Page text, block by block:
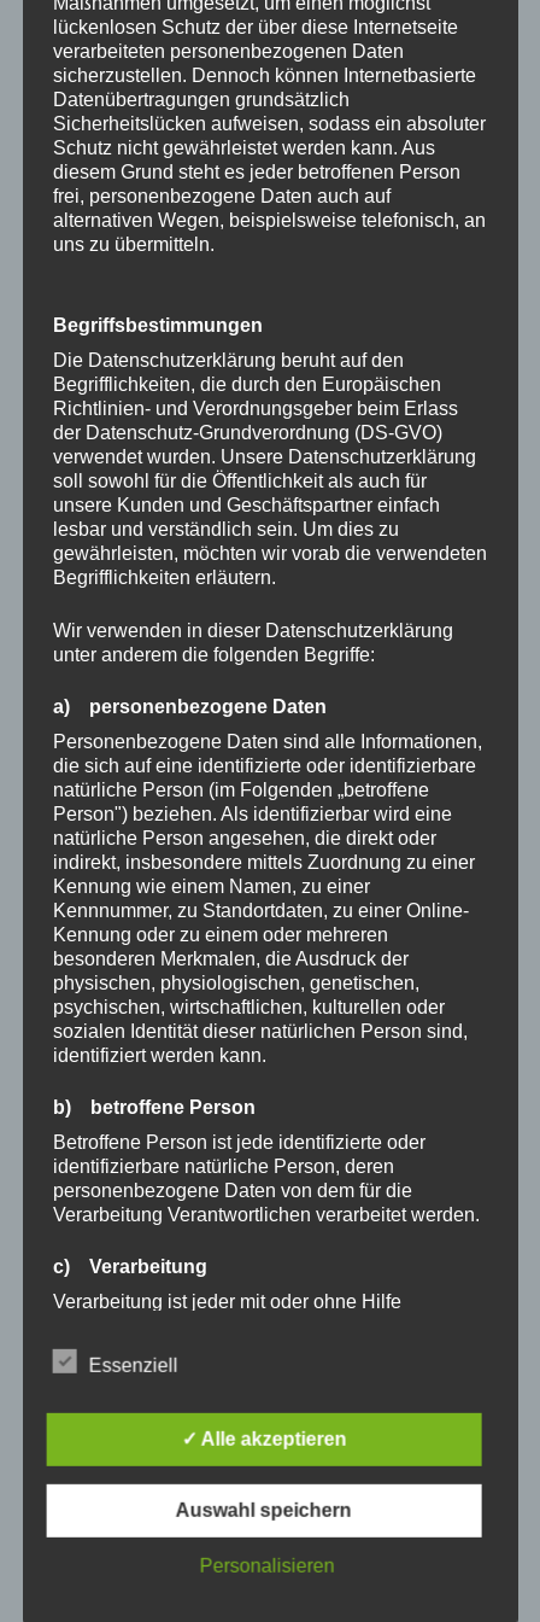
Messe zu einem unvergesslichen Erlebnis machen,
das sowohl Spaß bringt als auch Ihre Marke ins
Rampenlicht rückt!
lückenlosen Schutz der über diese Internetseite
verarbeiteten personenbezogenen Daten
sicherzustellen. Dennoch können Internetbasierte
Datenübertragungen grundsätzlich
Sicherheitslücken aufweisen, sodass ein absoluter
Schutz nicht gewährleistet werden kann. Aus
diesem Grund steht es jeder betroffenen Person
frei, personenbezogene Daten auch auf
alternativen Wegen, beispielsweise telefonisch, an
uns zu übermitteln.
Begriffsbestimmungen
Die Datenschutzerklärung beruht auf den
Begrifflichkeiten, die durch den Europäischen
Richtlinien- und Verordnungsgeber beim Erlass
der Datenschutz-Grundverordnung (DS-GVO)
verwendet wurden. Unsere Datenschutzerklärung
soll sowohl für die Öffentlichkeit als auch für
unsere Kunden und Geschäftspartner einfach
lesbar und verständlich sein. Um dies zu
gewährleisten, möchten wir vorab die verwendeten
Begrifflichkeiten erläutern.
Wir verwenden in dieser Datenschutzerklärung
unter anderem die folgenden Begriffe:
a) personenbezogene Daten
Personenbezogene Daten sind alle Informationen,
die sich auf eine identifizierte oder identifizierbare
natürliche Person (im Folgenden „betroffene
Person") beziehen. Als identifizierbar wird eine
natürliche Person angesehen, die direkt oder
indirekt, insbesondere mittels Zuordnung zu einer
Kennung wie einem Namen, zu einer
Kennnummer, zu Standortdaten, zu einer Online-
Kennung oder zu einem oder mehreren
besonderen Merkmalen, die Ausdruck der
physischen, physiologischen, genetischen,
psychischen, wirtschaftlichen, kulturellen oder
sozialen Identität dieser natürlichen Person sind,
identifiziert werden kann.
b) betroffene Person
Betroffene Person ist jede identifizierte oder
identifizierbare natürliche Person, deren
personenbezogene Daten von dem für die
Verarbeitung Verantwortlichen verarbeitet werden.
c) Verarbeitung
Verarbeitung ist jeder mit oder ohne Hilfe
oder jede solche Vorgangsreihe im
Zusammenhang mit personenbezogenen Daten
Veränderung, das Auslesen, das Abfragen, die
Verwendung, die Offenlegung durch Übermittlung,
Bereitstellung, den Abgleich oder die Verknüpfung,
die Einschränkung, das Löschen oder die
Essenziell
✓ Alle akzeptieren
Auswahl speichern
Personalisieren